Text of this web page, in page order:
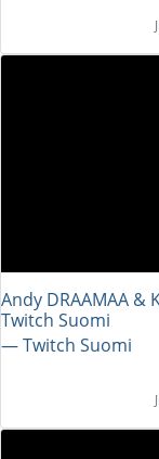
Andy DRAAMAA &
Twitch Suomi
― Twitch Suomi